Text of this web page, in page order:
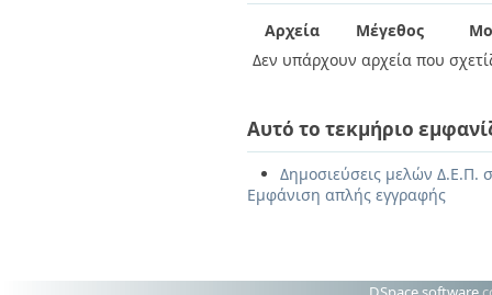
Αρχεία Μέγεθος
Δεν υπάρχουν αρχεία που
Αυτό το τεκμήριο
Δημοσιεύσεις μελών Δ.Ε.Π.
Εμφάνιση απλής εγγραφής